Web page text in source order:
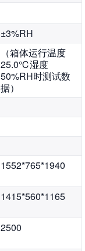
±3%RH
（箱体运行温度
25.0℃湿度
50%RH时测试数
据）
1552*765*1940
1415*560*1165
2500